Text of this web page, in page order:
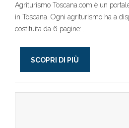
Agriturismo Toscana.com è un
in Toscana. Ogni agriturismo ha a
costituita da 6 pagine:..
SCOPRI DI PIÙ